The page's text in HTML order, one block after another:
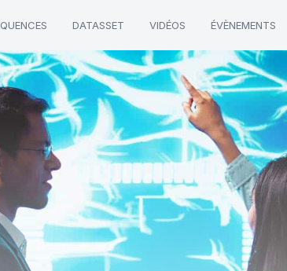
DATASSET VIDÉOS ÉVÈNEMENTS